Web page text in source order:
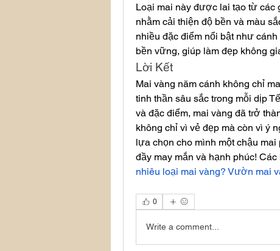
Loại mai này được lai tạo từ các
nhằm cải thiện độ bền và màu
nhiều đặc điểm nổi bật như
bền vững, giúp làm đẹp không
Lời Kết
Mai vàng năm cánh không chỉ
tinh thần sâu sắc trong mỗi dịp
và đặc điểm, mai vàng đã trở
không chỉ vì vẻ đẹp mà còn vì ý
lựa chọn cho mình một chậu
đầy may mắn và hạnh phúc!
nhiêu loại mai vàng? Vườn mai
0
Write a comment...